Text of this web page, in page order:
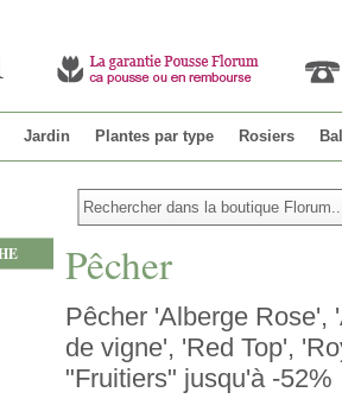
Jardin Plantes par type Rosiers
Pêcher
Pêcher 'Alberge Rose',
de vigne', 'Red Top',
"Fruitiers" jusqu'à -52%